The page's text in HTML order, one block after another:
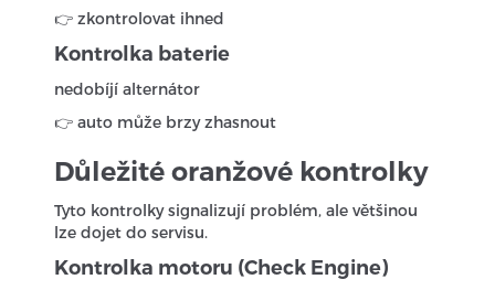
👉 zkontrolovat ihned
Kontrolka baterie
nedobíjí alternátor
👉 auto může brzy zhasnout
Důležité oranžové kontrolky
Tyto kontrolky signalizují problém, ale většinou
lze dojet do servisu.
Kontrolka motoru (Check Engine)